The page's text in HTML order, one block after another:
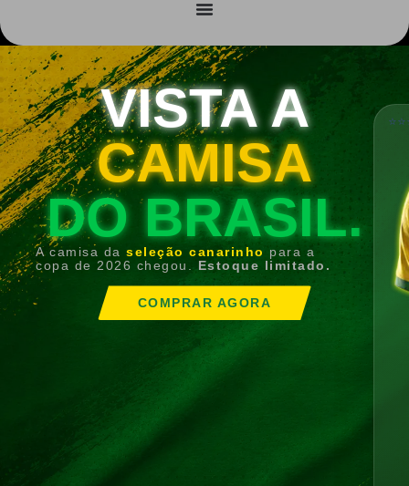
VISTA A
CAMISA
DO BRASIL.
A camisa da seleção canarinho para a
copa de 2026 chegou. Estoque limitado.
COMPRAR AGORA